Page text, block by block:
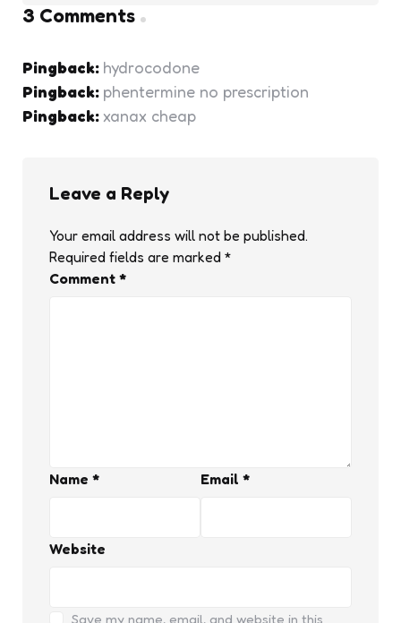
3 Comments
Pingback: hydrocodone
Pingback: phentermine no prescription
Pingback: xanax cheap
Leave a Reply
Your email address will not be published.
Required fields are marked *
Comment *
Name * Email *
Website
Save my name, email, and website in this